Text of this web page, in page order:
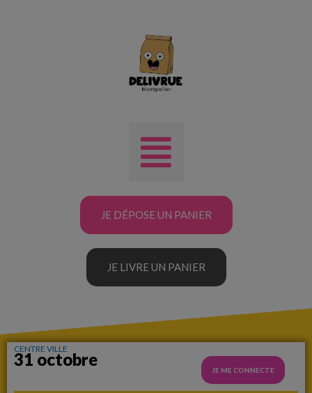
JE DÉPOSE UN PANIER
JE LIVRE UN PANIER
CENTRE VILLE
31 octobre
JE ME CONNECTE